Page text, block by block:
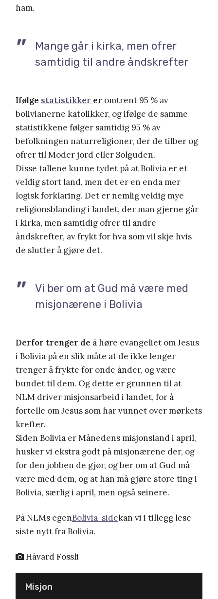
ham.
Mange går i kirka, men ofrer
samtidig til andre åndskrefter
Ifølge statistikker er omtrent 95 % av
bolivianerne katolikker, og ifølge de samme
statistikkene følger samtidig 95 % av
befolkningen naturreligioner, der de tilber og
ofrer til Moder jord eller Solguden.
Disse tallene kunne tydet på at Bolivia er et
veldig stort land, men det er en enda mer
logisk forklaring. Det er nemlig veldig mye
religionsblanding i landet, der man gjerne går
i kirka, men samtidig ofrer til andre
åndskrefter, av frykt for hva som vil skje hvis
de slutter å gjøre det.
Vi ber om at Gud må være med
misjonærene i Bolivia
Derfor trenger de å høre evangeliet om Jesus
i Bolivia på en slik måte at de ikke lenger
trenger å frykte for onde ånder, og være
bundet til dem. Og dette er grunnen til at
NLM driver misjonsarbeid i landet, for å
fortelle om Jesus som har vunnet over mørkets
krefter.
Siden Bolivia er Månedens misjonsland i april,
husker vi ekstra godt på misjonærene der, og
for den jobben de gjør, og ber om at Gud må
være med dem, og at han må gjøre store ting i
Bolivia, særlig i april, men også seinere.
På NLMs egenBolivia-sidekan vi i tillegg lese
siste nytt fra Bolivia.
Håvard Fossli
Misjon